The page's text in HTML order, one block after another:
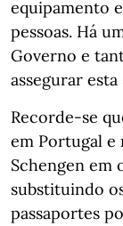
equipamento
pessoas. Há
Governo e
assegurar esta
Recorde-se
em Portugal e
Schengen em
substituindo
passaportes